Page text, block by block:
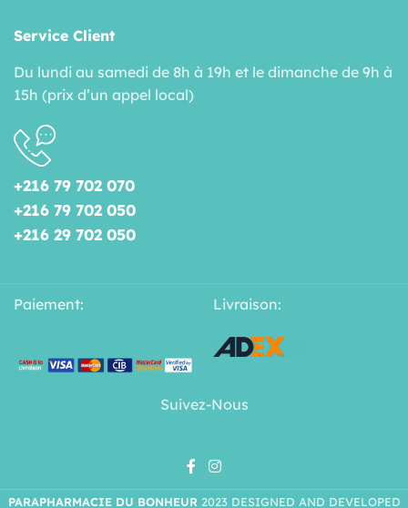
Service Client
Du lundi au samedi de 8h à 19h et le dimanche de 9h à
15h (prix d’un appel local)
+216 79 702 070
+216 79 702 050
+216 29 702 050
Paiement: Livraison:
Suivez-Nous
PARAPHARMACIE DU BONHEUR 2023 DESIGNED AND DEVELOPED